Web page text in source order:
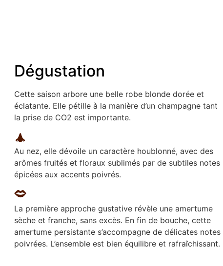
Dégustation
Cette saison arbore une belle robe blonde dorée et
éclatante. Elle pétille à la manière d’un champagne tant
la prise de CO2 est importante.
Au nez, elle dévoile un caractère houblonné, avec des
arômes fruités et floraux sublimés par de subtiles notes
épicées aux accents poivrés.
La première approche gustative révèle une amertume
sèche et franche, sans excès. En fin de bouche, cette
amertume persistante s’accompagne de délicates notes
poivrées. L’ensemble est bien équilibre et rafraîchissant.